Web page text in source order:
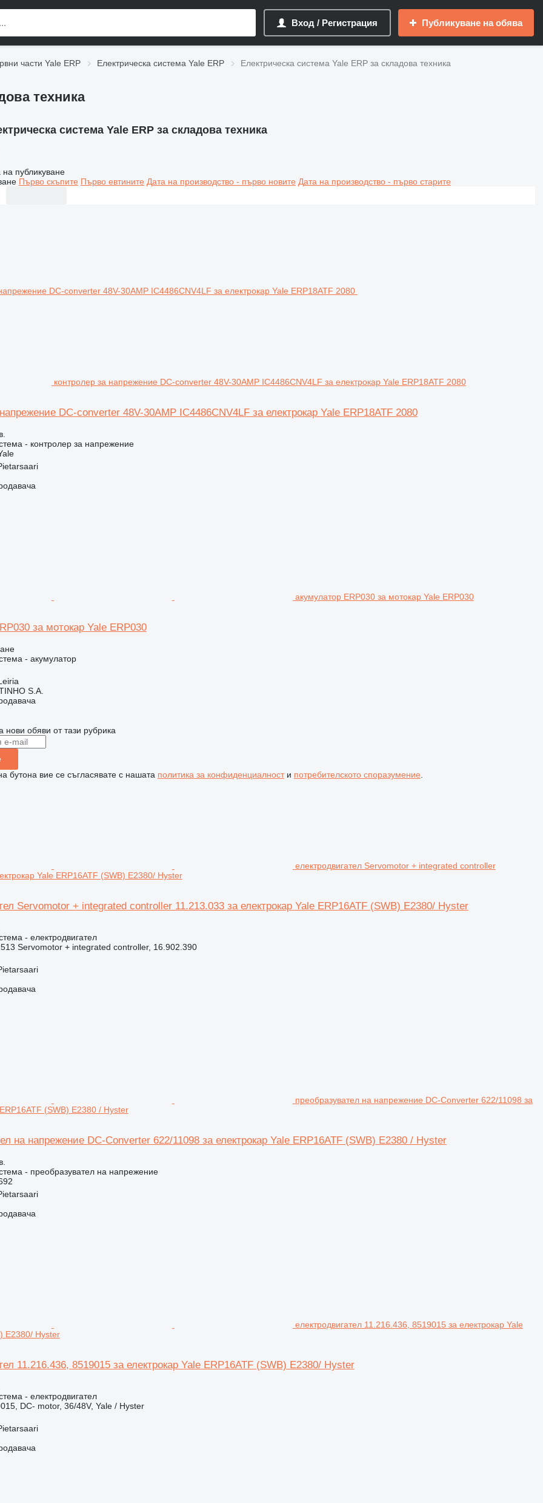
Вход / Регистрация Публикуване на обява
части Yale ERP Електрическа система Yale ERP Електрическа система Yale ERP за складова техника
техника
система Yale ERP за складова техника
на публикуване
Първо скъпите Първо евтините Дата на производство - първо новите Дата на производство - първо старите
контролер за напрежение DC-converter 48V-30AMP IC4486CNV4LF за електрокар Yale ERP18ATF 2080
DC-converter 48V-30AMP IC4486CNV4LF за електрокар Yale ERP18ATF 2080
- контролер за напрежение
акумулатор ERP030 за мотокар Yale ERP030
за мотокар Yale ERP030
- акумулатор
S.A.
нови обяви от тази рубрика
бутона вие се съгласявате с нашата политика за конфиденциалности потребителското споразумение
електродвигател Servomotor + integrated controller
Yale ERP16ATF (SWB) E2380/ Hyster
Servomotor + integrated controller 11.213.033 за електрокар Yale ERP16ATF (SWB) E2380/ Hyster
- електродвигател
Servomotor + integrated controller, 16.902.390
преобразувател на напрежение DC-Converter 622/11098 за
(SWB) E2380 / Hyster
на напрежение DC-Converter 622/11098 за електрокар Yale ERP16ATF (SWB) E2380 / Hyster
- преобразувател на напрежение
електродвигател 11.216.436, 8519015 за електрокар Yale
E2380/ Hyster
11.216.436, 8519015 за електрокар Yale ERP16ATF (SWB) E2380/ Hyster
- електродвигател
DC- motor, 36/48V, Yale / Hyster